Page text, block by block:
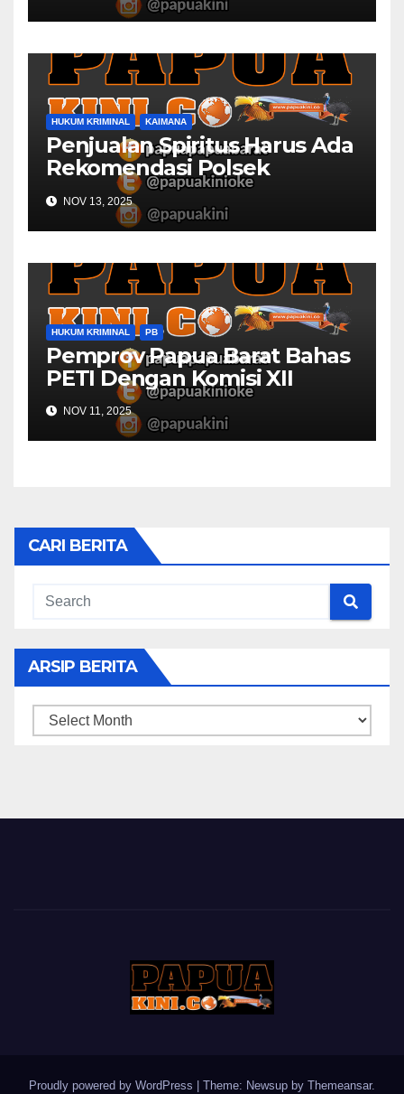
HUKUM KRIMINAL KAIMANA
Penjualan Spiritus Harus Ada
Rekomendasi Polsek
Kaimana
NOV 13, 2025
HUKUM KRIMINAL PB
Pemprov Papua Barat Bahas
PETI Dengan Komisi XII
NOV 11, 2025
CARI BERITA
ARSIP BERITA
ARSIP
Proudly powered by WordPress Theme: Newsup by Themeansar.